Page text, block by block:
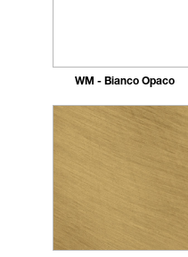
WM - Bianco Opaco